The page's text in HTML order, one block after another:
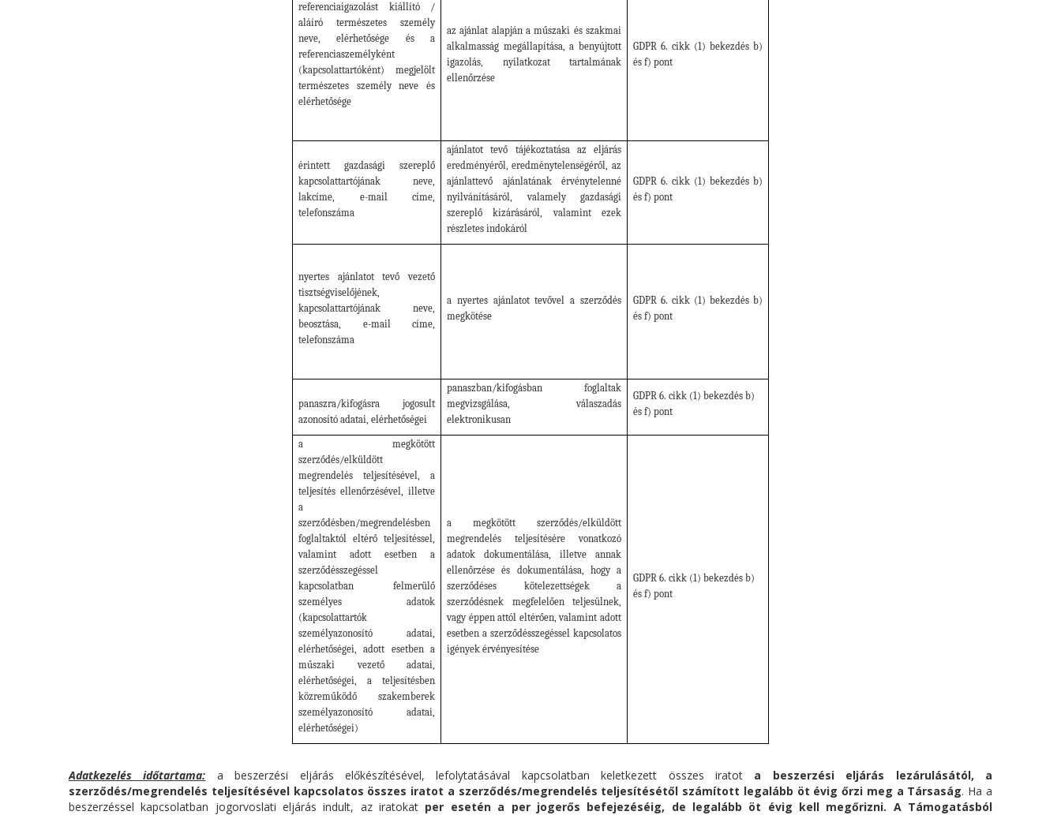
referenciaigazolást kiállító /
aláíró természetes személy
neve, elérhetősége és a
referenciaszemélyként
(kapcsolattartóként) megjelölt
természetes személy neve és
elérhetősége
az ajánlat alapján a műszaki és szakmai
alkalmasság megállapítása, a benyújtott
igazolás, nyilatkozat tartalmának
ellenőrzése
GDPR 6. cikk (1) bekezdés b)
és f) pont
érintett gazdasági szereplő
kapcsolattartójának neve,
lakcíme, e-mail címe,
telefonszáma
ajánlatot tevő tájékoztatása az eljárás
eredményéről, eredménytelenségéről,
az
ajánlattevő ajánlatának érvénytelenné
nyilvánításáról, valamely gazdasági
szereplő kizárásáról, valamint ezek
részletes indokáról
GDPR 6. cikk (1) bekezdés b)
és f) pont
nyertes ajánlatot tevő vezető
tisztségviselőjének,
kapcsolattartójának neve,
beosztása, e-mail címe,
telefonszáma
a nyertes ajánlatot tevővel a szerződés
megkötése
GDPR 6. cikk (1) bekezdés b)
és f) pont
panaszra/kifogásra jogosult
azonosító adatai, elérhetőségei
panaszban/kifogásban foglaltak
megvizsgálása, válaszadás
elektronikusan
GDPR 6. cikk (1) bekezdés b)
és f) pont
a megkötött
szerződés/elküldött
megrendelés teljesítésével, a
teljesítés ellenőrzésével, illetve
a
szerződésben/megrendelésben
foglaltaktól eltérő teljesítéssel,
valamint adott esetben a
szerződésszegéssel
kapcsolatban felmerülő
személyes adatok
(kapcsolattartók
személyazonosító adatai,
elérhetőségei, adott esetben a
műszaki vezető adatai,
elérhetőségei, a teljesítésben
közreműködő szakemberek
személyazonosító adatai,
elérhetőségei)
a megkötött szerződés/elküldött
megrendelés teljesítésére vonatkozó
adatok dokumentálása, illetve annak
ellenőrzése és dokumentálása, hogy a
szerződéses kötelezettségek a
szerződésnek megfelelően teljesülnek,
vagy éppen attól eltérően, valamint adott
esetben a szerződésszegéssel kapcsolatos
igények érvényesítése
GDPR 6. cikk (1) bekezdés b)
és f) pont
Adatkezelés időtartama: a beszerzési eljárás előkészítésével, lefolytatásával kapcsolatban keletkezett összes iratot a beszerzési eljárás lezárulásától, a
szerződés/megrendelés teljesítésével kapcsolatos összes iratot a szerződés/megrendelés teljesítésétől számított legalább öt évig őrzi meg a Társaság. Ha a
beszerzéssel kapcsolatban jogorvoslati eljárás indult, az iratokat per esetén a per jogerős befejezéséig, de legalább öt évig kell megőrizni. A Támogatásból